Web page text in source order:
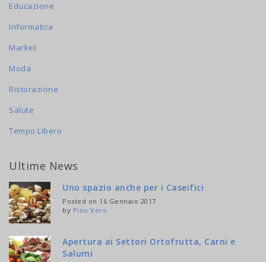
Educazione
Informatica
Market
Moda
Ristorazione
Salute
Tempo Libero
Ultime News
Uno spazio anche per i Caseifici
Posted on 16 Gennaio 2017
by Pino Vero
Apertura ai Settori Ortofrutta, Carni e
Salumi